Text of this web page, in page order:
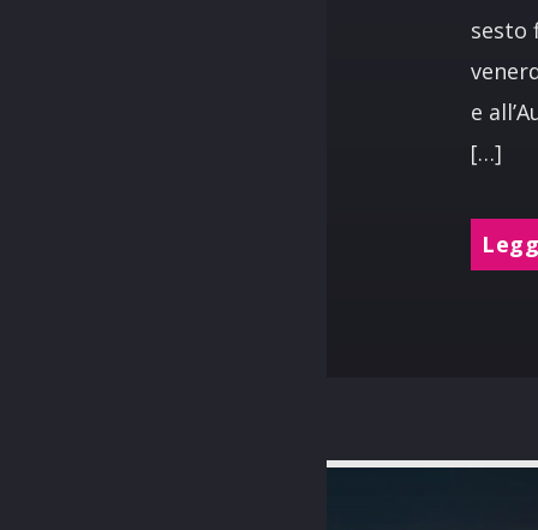
sesto
e
[…]